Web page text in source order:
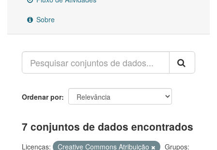
Sobre
Ordenar por
7 conjuntos de dados encontrados
Licenças: Creative Commons Atribuição
Grupos: